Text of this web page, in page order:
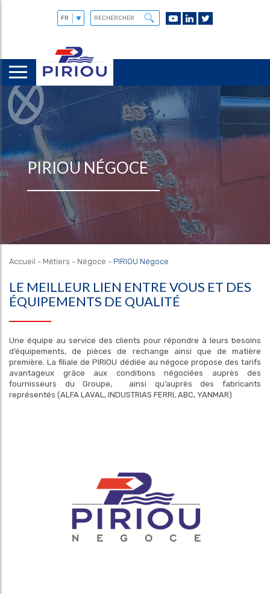
PIRIOU NÉGOCE
Accueil - Métiers - Négoce - PIRIOU Négoce
LE MEILLEUR LIEN ENTRE VOUS ET DES
ÉQUIPEMENTS DE QUALITÉ
Une équipe au service des clients pour répondre à leurs besoins
d’équipements, de pièces de rechange ainsi que de matière
première. La filiale de PIRIOU dédiée au négoce propose des tarifs
avantageux grâce aux conditions négociées auprès des
fournisseurs du Groupe, ainsi qu’auprès des fabricants
représentés (ALFA LAVAL, INDUSTRIAS FERRI, ABC, YANMAR)